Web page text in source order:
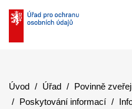
Úvod Úřad
Povinně
Poskytování informací